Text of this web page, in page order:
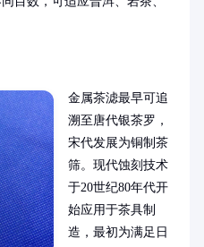
金属茶滤最早可追
溯至唐代银茶罗，
宋代发展为铜制茶
筛。现代蚀刻技术
于20世纪80年代开
始应用于茶具制
造，最初为满足日